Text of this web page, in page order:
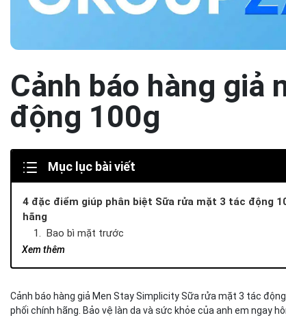
Cảnh báo hàng giả
động 100g
Mục lục bài viết
Xem thêm
4 đặc điểm giúp phân biệt Sữa rửa mặt 3 tác động
hãng
1. Bao bì mặt trước
2. Kết cấu sản phẩm
3. Mặt sau sản phẩm
Sạch sâu dầu nhờn cùng Sữa rửa mặt 3 tác động
Mua sắm an toàn: Hệ thống phân phối chính hãng
Cảnh báo hàng giả Men Stay Simplicity Sữa rửa mặt 3 tác
phối chính hãng. Bảo vệ làn da và sức khỏe của anh em ngay